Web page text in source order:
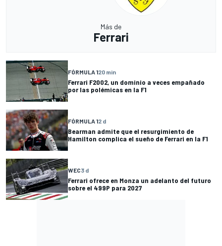
Más de
Ferrari
FÓRMULA 120 min
Ferrari F2002, un dominio a veces empañado
por las polémicas en la F1
FÓRMULA 12 d
Bearman admite que el resurgimiento de
Hamilton complica el sueño de Ferrari en la F1
WEC3 d
Ferrari ofrece en Monza un adelanto del futuro
sobre el 499P para 2027